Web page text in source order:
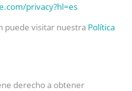
privacy?hl=es
puede visitar nuestra Política
derecho a obtener